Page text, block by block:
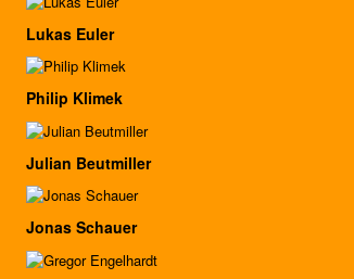
Lukas Euler
Philip Klimek
Julian Beutmiller
Jonas Schauer